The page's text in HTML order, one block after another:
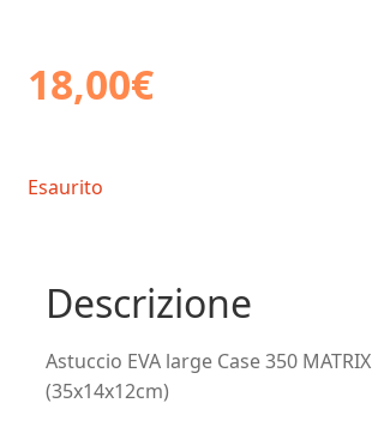
18,00€
Esaurito
Descrizione
Astuccio EVA large Case 350 MATRIX
(35x14x12cm)